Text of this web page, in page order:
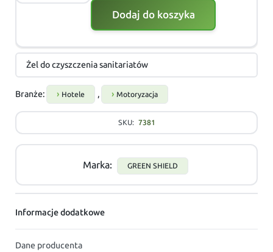
Dodaj do koszyka
Żel do czyszczenia sanitariatów
Branże: Hotele , Motoryzacja
SKU: 7381
Marka: GREEN SHIELD
Informacje dodatkowe
Dane producenta